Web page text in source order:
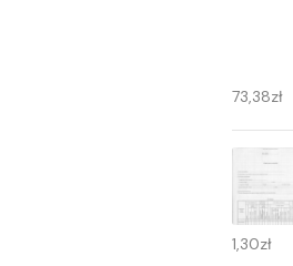
73,38zł
1,30zł